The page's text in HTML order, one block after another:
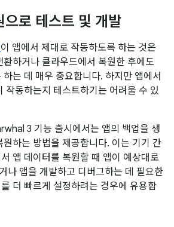
으로 테스트 및 개발
이 앱에서 제대로 작동하도록 하는 것은
하거나 클라우드에서 복원한 후에도
는 데 매우 중요합니다. 하지만 앱에서
작동하는지 테스트하기는 어려울 수 있
3 기능 출시에서는 앱의 백업을 생
하는 방법을 제공합니다. 이는 기기 간
앱 데이터를 복원할 때 앱이 예상대로
나 앱을 개발하고 디버그하는 데 필요한
더 빠르게 설정하려는 경우에 유용합